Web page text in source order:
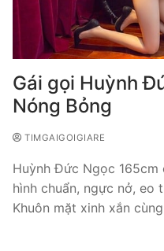
Gái gọi Huỳnh
Nóng Bỏng
TIMGAIGOIGIARE
Huỳnh Đức Ngọc
hình chuẩn, ngực nở, eo
Khuôn mặt xinh xắn